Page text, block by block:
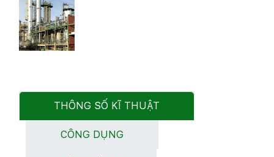
THÔNG SỐ KĨ THUẬT
CÔNG DỤNG